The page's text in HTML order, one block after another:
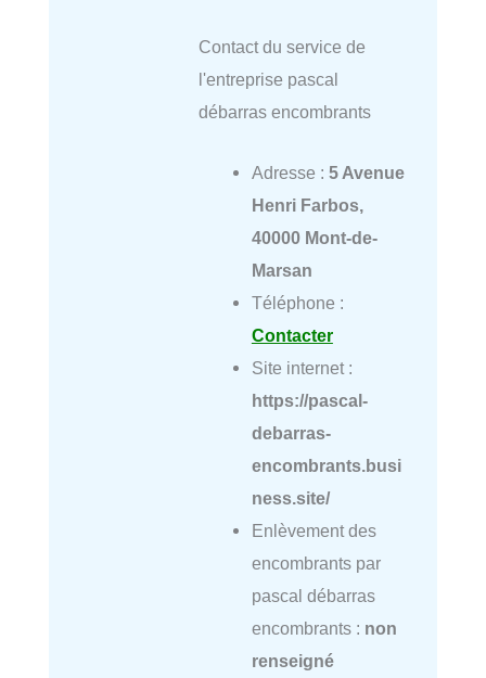
Contact du service de
l'entreprise pascal
débarras encombrants
Adresse : 5 Avenue
Henri Farbos,
40000 Mont-de-
Marsan
Téléphone :
Contacter
Site internet :
https://pascal-
debarras-
encombrants.busi
ness.site/
Enlèvement des
encombrants par
pascal débarras
encombrants : non
renseigné